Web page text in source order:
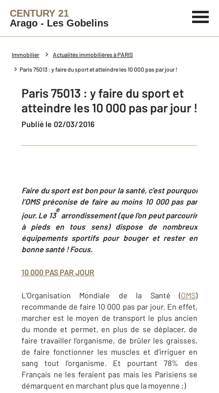
CENTURY 21
Arago - Les Gobelins
Immobilier Actualités immobilières à PARIS
Paris 75013 : y faire du sport et atteindre les 10 000 pas par jour !
Paris 75013 : y faire du sport et
atteindre les 10 000 pas par jour !
Publié le 02/03/2016
Faire du sport est bon pour la santé, c’est pourquoi
l’OMS préconise de faire au moins 10 000 pas par
jour. Le 13
e
arrondissement (que l'on peut parcourir
à pieds en tous sens) dispose de nombreux
équipements sportifs pour bouger et rester en
bonne santé ! Focus.
10 000 PAS PAR JOUR
L’Organisation Mondiale de la Santé (OMS)
recommande de faire 10 000 pas par jour. En effet,
marcher est le moyen de transport le plus ancien
du monde et permet, en plus de se déplacer, de
faire travailler l’organisme, de brûler les graisses,
de faire fonctionner les muscles et d’irriguer en
sang tout l’organisme. Et pourtant 78% des
Français ne les feraient pas mais les Parisiens se
démarquent en marchant plus que la moyenne ;)